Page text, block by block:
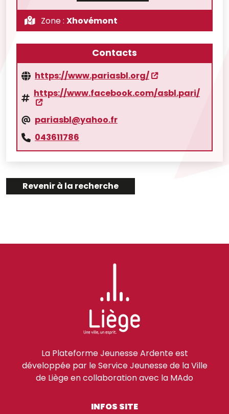
Zone : Xhovémont
Contacts
https://www.pariasbl.org/
https://www.facebook.com/asbl.pari/
pariasbl@yahoo.fr
043611786
Revenir à la recherche
La Plateforme Jeunesse Ardente est
développée par le Service Jeunesse de la Ville
de Liège en collaboration avec la MAdo
INFOS SITE